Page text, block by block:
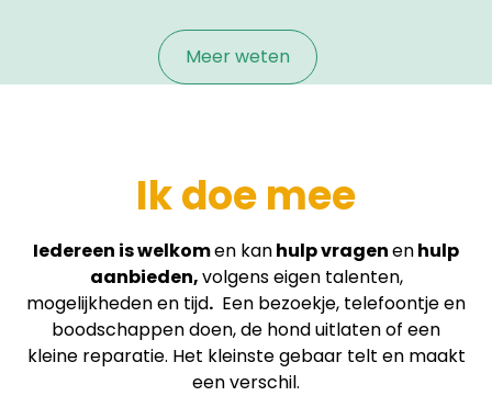
Meer weten
Ik doe mee
Iedereen is welkomen kanhulp vragenenhulp
aanbieden,volgens eigen talenten,
mogelijkheden en tijd. Een bezoekje, telefoontje en
boodschappen doen, de hond uitlaten of een
kleine reparatie. Het kleinste gebaar telt en maakt
een verschil.